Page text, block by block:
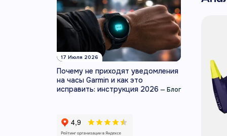
17 Июля 2026
Почему не приходят уведомления
на часы Garmin и как это
исправить: инструкция 2026 — Блог